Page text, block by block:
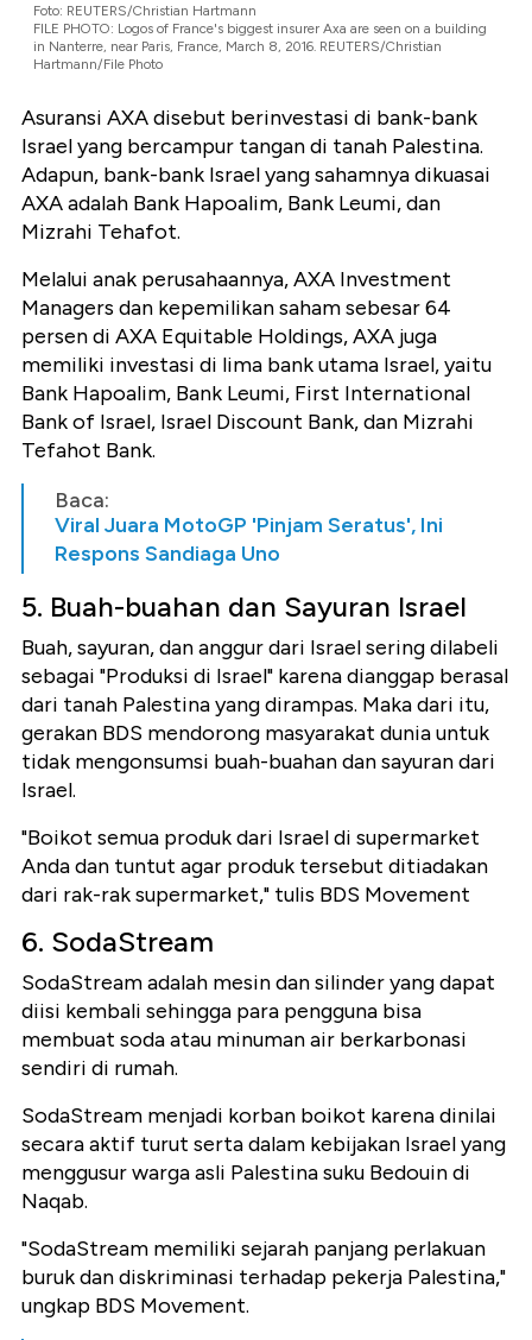
Foto: REUTERS/Christian Hartmann
FILE PHOTO: Logos of France's biggest insurer Axa are seen on a building
in Nanterre, near Paris, France, March 8, 2016. REUTERS/Christian
Hartmann/File Photo
Asuransi AXA disebut berinvestasi di bank-bank
Israel yang bercampur tangan di tanah Palestina.
Adapun, bank-bank Israel yang sahamnya dikuasai
AXA adalah Bank Hapoalim, Bank Leumi, dan
Mizrahi Tehafot.
Melalui anak perusahaannya, AXA Investment
Managers dan kepemilikan saham sebesar 64
persen di AXA Equitable Holdings, AXA juga
memiliki investasi di lima bank utama Israel, yaitu
Bank Hapoalim, Bank Leumi, First International
Bank of Israel, Israel Discount Bank, dan Mizrahi
Tefahot Bank.
Baca:
Viral Juara MotoGP 'Pinjam Seratus', Ini
Respons Sandiaga Uno
5. Buah-buahan dan Sayuran Israel
Buah, sayuran, dan anggur dari Israel sering dilabeli
sebagai "Produksi di Israel" karena dianggap berasal
dari tanah Palestina yang dirampas. Maka dari itu,
gerakan BDS mendorong masyarakat dunia untuk
tidak mengonsumsi buah-buahan dan sayuran dari
Israel.
"Boikot semua produk dari Israel di supermarket
Anda dan tuntut agar produk tersebut ditiadakan
dari rak-rak supermarket," tulis BDS Movement
6. SodaStream
SodaStream adalah mesin dan silinder yang dapat
diisi kembali sehingga para pengguna bisa
membuat soda atau minuman air berkarbonasi
sendiri di rumah.
SodaStream menjadi korban boikot karena dinilai
secara aktif turut serta dalam kebijakan Israel yang
menggusur warga asli Palestina suku Bedouin di
Naqab.
"SodaStream memiliki sejarah panjang perlakuan
buruk dan diskriminasi terhadap pekerja Palestina,"
ungkap BDS Movement.